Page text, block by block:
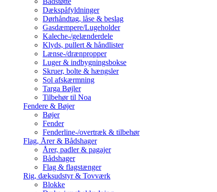
Dækspåfyldninger
Dørhåndtag, låse & beslag
Gasdæmpere/Lugeholder
Kaleche-/gelænderdele
Klyds, pullert & håndlister
Lænse-/drænpropper
Luger & indbygningsbokse
Skruer, bolte & hængsler
Sol afskærmning
Targa Bøjler
Tilbehør til Noa
Fendere & Bøjer
Bøjer
Fender
Fenderline-/overtræk & tilbehør
Flag, Årer & Bådshager
Årer, padler & pagajer
Bådshager
Flag & flagstænger
Rig, dæksudstyr & Tovværk
Blokke